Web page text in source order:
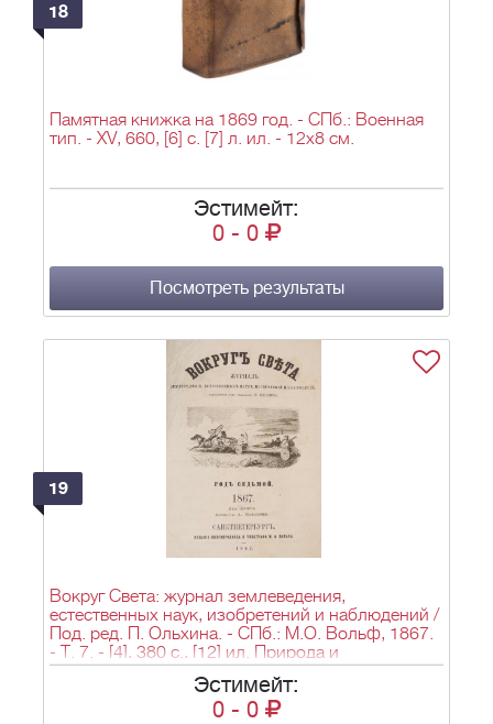
18
Памятная книжка на 1869 год. - СПб.: Военная
тип. - XV, 660, [6] с. [7] л. ил. - 12х8 см.
Эстимейт:
0 - 0
Посмотреть результаты
19
Вокруг Света: журнал землеведения,
естественных наук, изобретений и наблюдений /
Под. ред. П. Ольхина. - СПб.: М.О. Вольф, 1867.
- Т. 7. - [4], 380 с., [12] ил. Природа и
землеведение: Журнал землеведения,
естественных наук, новейших открытий,
изобретений и наблюдений: [Приложение к
Эстимейт:
0 - 0